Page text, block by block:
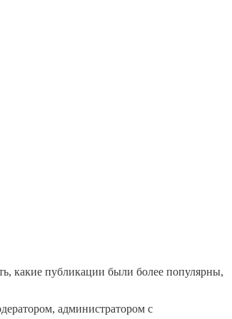
какие публикации были более популярны,
администратором с